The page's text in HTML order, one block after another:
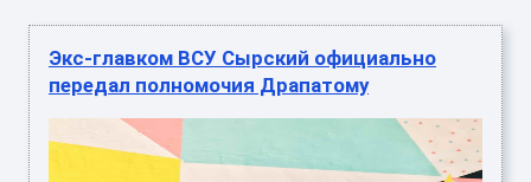
Экс-главком ВСУ Сырский официально
передал полномочия Драпатому